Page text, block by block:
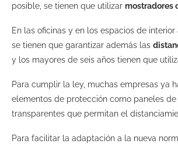
posible, se tienen que utilizar mostradores
En las oficinas y en los espacios de
se tienen que garantizar además las
y los mayores de seis años tienen que
Para cumplir la ley, muchas empresas ya
elementos de protección como paneles
transparentes que permitan el
Para facilitar la adaptación a la nueva